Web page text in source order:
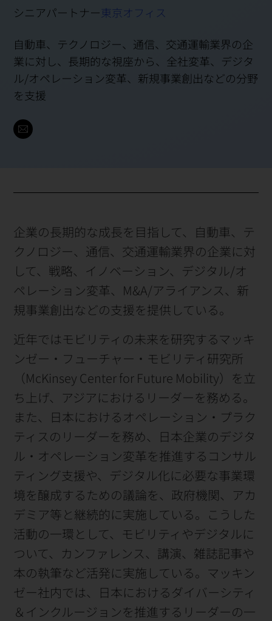
シニアパートナー東京オフィス
自動車、テクノロジー、通信、交通運輸業界の企
業に対し、長期的な視座から、全社変革、デジタ
ル/オペレーション変革、新規事業創出などの分野
を支援
企業の長期的な成長を目指して、自動車、テ
クノロジー、通信、交通運輸業界の企業に対
して、戦略、イノベーション、デジタル/オ
ペレーション変革、M&A/アライアンス、新
規事業創出などの支援を提供している。
近年ではモビリティの未来を研究するマッキ
ンゼー・フューチャー・モビリティ研究所
（McKinsey Center for Future Mobility）を立
ち上げ、アジアにおけるリーダーを務める。
また、日本におけるオペレーション・プラク
ティスのリーダーを務め、日本企業のデジタ
ル・オペレーション変革を推進するコンサル
ティング支援や、デジタル化に必要な事業環
境を醸成するための議論を、政府機関、アカ
デミア等と継続的に実施している。こうした
活動の一環として、モビリティやデジタルに
ついて、カンファレンス、講演、雑誌記事や
本の執筆など活発に実施している。マッキン
ゼー社内では、日本におけるダイバーシティ
＆インクルージョンを推進するリーダーの一